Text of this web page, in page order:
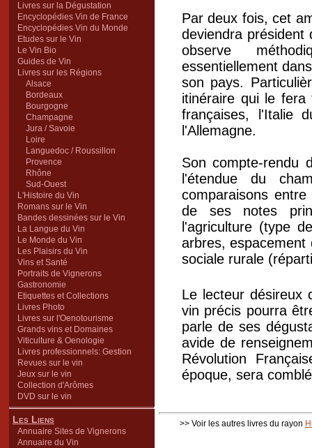
Livres sur la Dégustation
Encyclopédies Vin de France
Encyclopédies Vin du Monde
Etudes sur le Vin
Le Vin Bio
Guides de Vin
Livres sur les Régions
Alsace
Bordeaux
Bourgogne
Champagne
Jura / Savoie
Loire
Languedoc / Roussillon
Provence
Rhône
Sud-Ouest
L'Histoire du Vin
Romans sur le Vin
Bandes dessinées sur le Vin
La Langue du Vin
Le Monde du Vin
Les Plaisirs du Vin
Vins et Santé
Portraits de Vignerons
Gastronomie
Etiquettes et Collections
Livres Photo
Livres sur l'Oenotourisme
Grands vins et Domaines
Viticulture & Oenologie
Livres professionnels: Gestion
Revues sur le vin
Jeux sur le vin
Collection d'Arômes
DVD sur le vin
Les Liens
Annuaire Sites de Vignerons
Annuaire du Vin
Par deux fois, cet
deviendra président
observe
essentiellement
son pays.
itinéraire qui le fera
françaises, l'Italie
l'Allemagne.
Son compte-rendu
l'étendue du
comparaisons
de ses notes
l'agriculture (type
arbres, espacement
sociale rurale
Le lecteur désireux
vin précis pourra
parle de ses
avide de
Révolution
époque, sera
>> Voir les autres livres du rayon